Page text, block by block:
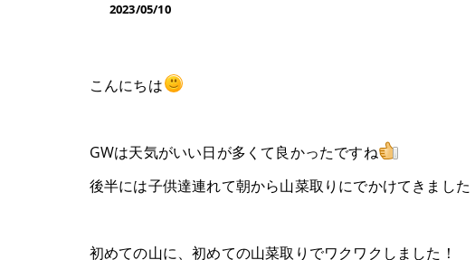
2023/05/10
こんにちは
GWは天気がいい日が多くて良かったですね
後半には子供達連れて朝から山菜取りにでかけてきました
初めての山に、初めての山菜取りでワクワクしました！